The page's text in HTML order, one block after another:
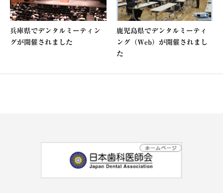
兵庫県でデンタルミーティン
グが開催されました
鹿児島県でデンタルミーティ
ング（Web）が開催されまし
た